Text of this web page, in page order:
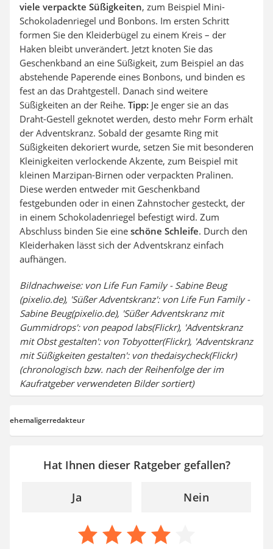
viele verpackte Süßigkeiten, zum Beispiel Mini-
Schokoladenriegel und Bonbons. Im ersten Schritt
formen Sie den Kleiderbügel zu einem Kreis – der
Haken bleibt unverändert. Jetzt knoten Sie das
Geschenkband an eine Süßigkeit, zum Beispiel an das
abstehende Paperende eines Bonbons, und binden es
fest an das Drahtgestell. Danach sind weitere
Süßigkeiten an der Reihe. Tipp: Je enger sie an das
Draht-Gestell geknotet werden, desto mehr Form erhält
der Adventskranz. Sobald der gesamte Ring mit
Süßigkeiten dekoriert wurde, setzen Sie mit besonderen
Kleinigkeiten verlockende Akzente, zum Beispiel mit
kleinen Marzipan-Birnen oder verpackten Pralinen.
Diese werden entweder mit Geschenkband
festgebunden oder in einen Zahnstocher gesteckt, der
in einem Schokoladenriegel befestigt wird. Zum
Abschluss binden Sie eine schöne Schleife. Durch den
Kleiderhaken lässt sich der Adventskranz einfach
aufhängen.
Bildnachweise: von Life Fun Family - Sabine Beug
(pixelio.de), 'Süßer Adventskranz': von Life Fun Family -
Sabine Beug(pixelio.de), 'Süßer Adventskranz mit
Gummidrops': von peapod labs(Flickr), 'Adventskranz
mit Obst gestalten': von Tobyotter(Flickr), 'Adventskranz
mit Süßigkeiten gestalten': von thedaisycheck(Flickr)
(chronologisch bzw. nach der Reihenfolge der im
Kaufratgeber verwendeten Bilder sortiert)
ehemaligerredakteur
Hat Ihnen dieser Ratgeber gefallen?
Ja Nein